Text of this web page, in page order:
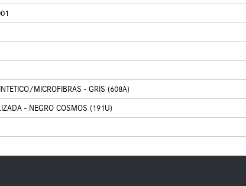
MICROFIBRAS - GRIS (608A)
- NEGRO COSMOS (191U)